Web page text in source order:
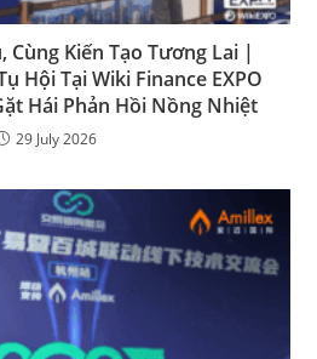
Cùng Kiến Tạo Tương Lai |
Hội Tại Wiki Finance EXPO
Hái Phản Hồi Nồng Nhiệt
29 July 2026